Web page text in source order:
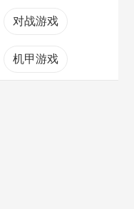
对战游戏
机甲游戏